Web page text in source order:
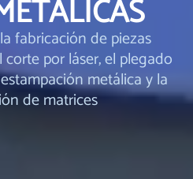
fabricación de piezas
por láser, el plegado
metálica y la
de matrices